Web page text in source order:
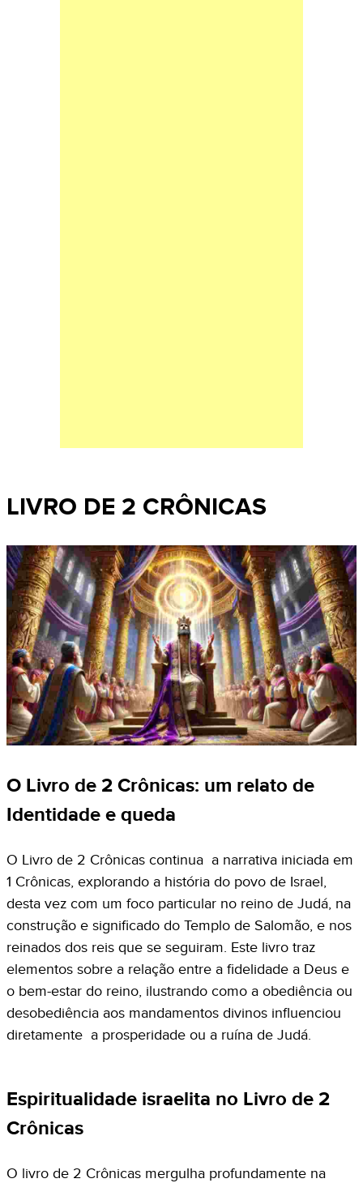
LIVRO DE 2 CRÔNICAS
O Livro de 2 Crônicas: um relato de
Identidade e queda
O Livro de 2 Crônicas continua a narrativa iniciada em
1 Crônicas, explorando a história do povo de Israel,
desta vez com um foco particular no reino de Judá, na
construção e significado do Templo de Salomão, e nos
reinados dos reis que se seguiram. Este livro traz
elementos sobre a relação entre a fidelidade a Deus e
o bem-estar do reino, ilustrando como a obediência ou
desobediência aos mandamentos divinos influenciou
diretamente a prosperidade ou a ruína de Judá.
Espiritualidade israelita no Livro de 2
Crônicas
O livro de 2 Crônicas mergulha profundamente na